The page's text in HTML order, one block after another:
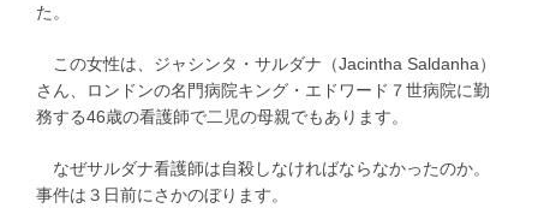
た。
この女性は、ジャシンタ・サルダナ（Jacintha Saldanha）
さん、ロンドンの名門病院キング・エドワード７世病院に勤
務する46歳の看護師で二児の母親でもあります。
なぜサルダナ看護師は自殺しなければならなかったのか。
事件は３日前にさかのぼります。